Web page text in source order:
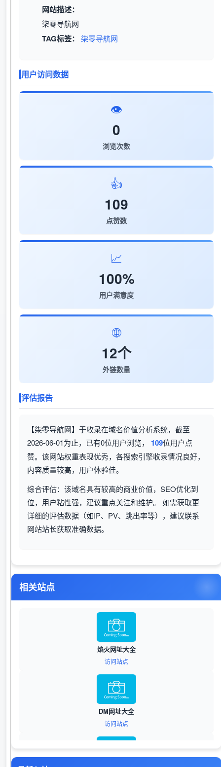
网站描述：
柒零导航网
TAG标签： 柒零导航网
用户访问数据
👁️
0
浏览次数
👍
109
点赞数
📈
100%
用户满意度
🌐
12个
外链数量
评估报告
【柒零导航网】于收录在域名价值分析系统，截至
2026-06-01为止，已有0位用户浏览， 109位用户点
赞。该网站权重表现优秀，各搜索引擎收录情况良好，
内容质量较高，用户体验佳。
综合评估：该域名具有较高的商业价值，SEO优化到
位，用户粘性强，建议重点关注和维护。 如需获取更
详细的评估数据（如IP、PV、跳出率等），建议联系
网站站长获取准确数据。
相关站点
焰火网址大全
访问站点
DM网址大全
访问站点